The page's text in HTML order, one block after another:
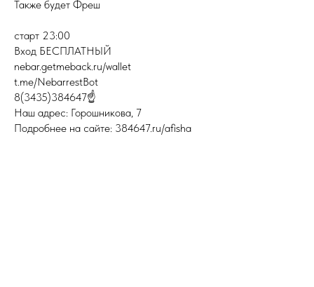
Также будет Фреш
старт 23:00
Вход БЕСПЛАТНЫЙ
nebar.getmeback.ru/wallet
t.me/NebarrestBot
8(3435)384647☝
Наш адрес: Горошникова, 7
Подробнее на сайте: 384647.ru/afisha